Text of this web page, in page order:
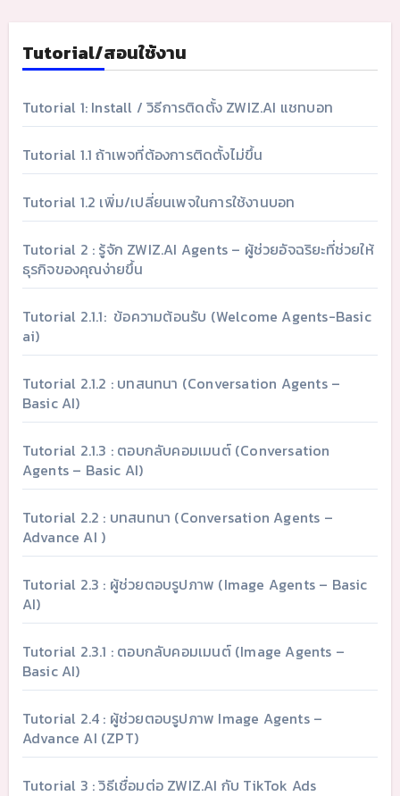
Tutorial/สอนใช้งาน
Tutorial 1: Install / วิธีการติดตั้ง ZWIZ.AI แชทบอท
Tutorial 1.1 ถ้าเพจที่ต้องการติดตั้งไม่ขึ้น
Tutorial 1.2 เพิ่ม/เปลี่ยนเพจในการใช้งานบอท
Tutorial 2 : รู้จัก ZWIZ.AI Agents – ผู้ช่วยอัจฉริยะที่ช่วยให้
ธุรกิจของคุณง่ายขึ้น
Tutorial 2.1.1: ข้อความต้อนรับ (Welcome Agents-Basic
ai)
Tutorial 2.1.2 : บทสนทนา (Conversation Agents –
Basic AI)
Tutorial 2.1.3 : ตอบกลับคอมเมนต์ (Conversation
Agents – Basic AI)
Tutorial 2.2 : บทสนทนา (Conversation Agents –
Advance AI )
Tutorial 2.3 : ผู้ช่วยตอบรูปภาพ (Image Agents – Basic
AI)
Tutorial 2.3.1 : ตอบกลับคอมเมนต์ (Image Agents –
Basic AI)
Tutorial 2.4 : ผู้ช่วยตอบรูปภาพ Image Agents –
Advance AI (ZPT)
Tutorial 3 : วิธีเชื่อมต่อ ZWIZ.AI กับ TikTok Ads